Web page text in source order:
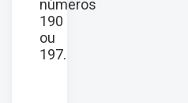
números
190
ou
197.